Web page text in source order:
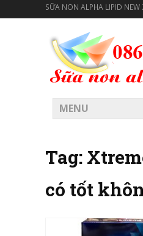
SỮA NON ALPHA LIPID
MENU
Tag:
có tốt